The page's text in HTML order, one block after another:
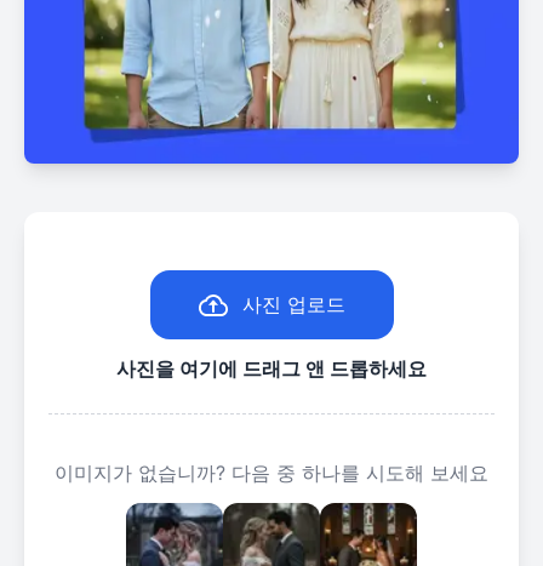
사진 업로드
사진을 여기에 드래그 앤 드롭하세요
이미지가 없습니까? 다음 중 하나를 시도해 보세요